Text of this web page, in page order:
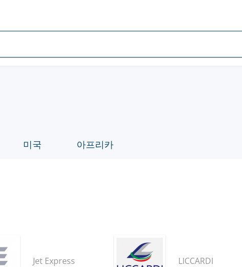
미국 아프리카
Jet Express LICCARDI